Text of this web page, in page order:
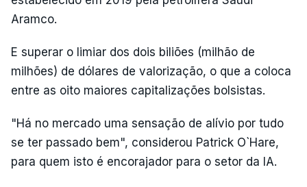
Aramco.
E superar o limiar dos dois biliões (milhão de
milhões) de dólares de valorização, o que a coloca
entre as oito maiores capitalizações bolsistas.
"Há no mercado uma sensação de alívio por tudo
se ter passado bem", considerou Patrick O`Hare,
para quem isto é encorajador para o setor da IA.